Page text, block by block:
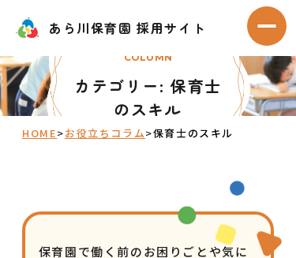
あら川保育園 採用サイト メニ
あら川保育園 採用サイト
COLUMN
カテゴリー:保育士
のスキル
HOME>お役立ちコラム>保育士のスキル
保育園で働く前のお困りごとや気に